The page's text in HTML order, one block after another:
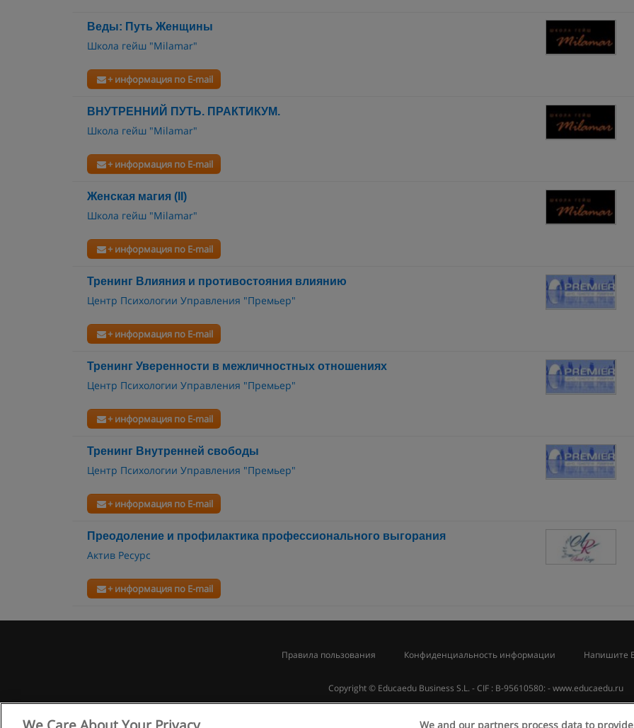
Веды: Путь Женщины
Школа гейш "Milamar"
+ информация по E-mail
ВНУТРЕННИЙ ПУТЬ. ПРАКТИКУМ.
Школа гейш "Milamar"
+ информация по E-mail
Женская магия (II)
Школа гейш "Milamar"
+ информация по E-mail
Тренинг Влияния и противостояния влиянию
Центр Психологии Управления "Премьер"
+ информация по E-mail
Тренинг Уверенности в межличностных отношениях
Центр Психологии Управления "Премьер"
+ информация по E-mail
Тренинг Внутренней свободы
Центр Психологии Управления "Премьер"
+ информация по E-mail
Преодоление и профилактика профессионального выгорания
Актив Ресурс
+ информация по E-mail
Правила пользования Конфиденциальность информации Напишите
Copyright © Educaedu Business S.L. - CIF : B-95610580: - www.educaedu.ru
We and our partners process data to